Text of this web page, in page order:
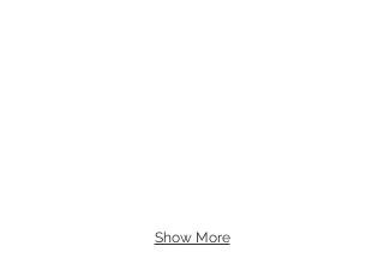
Show More